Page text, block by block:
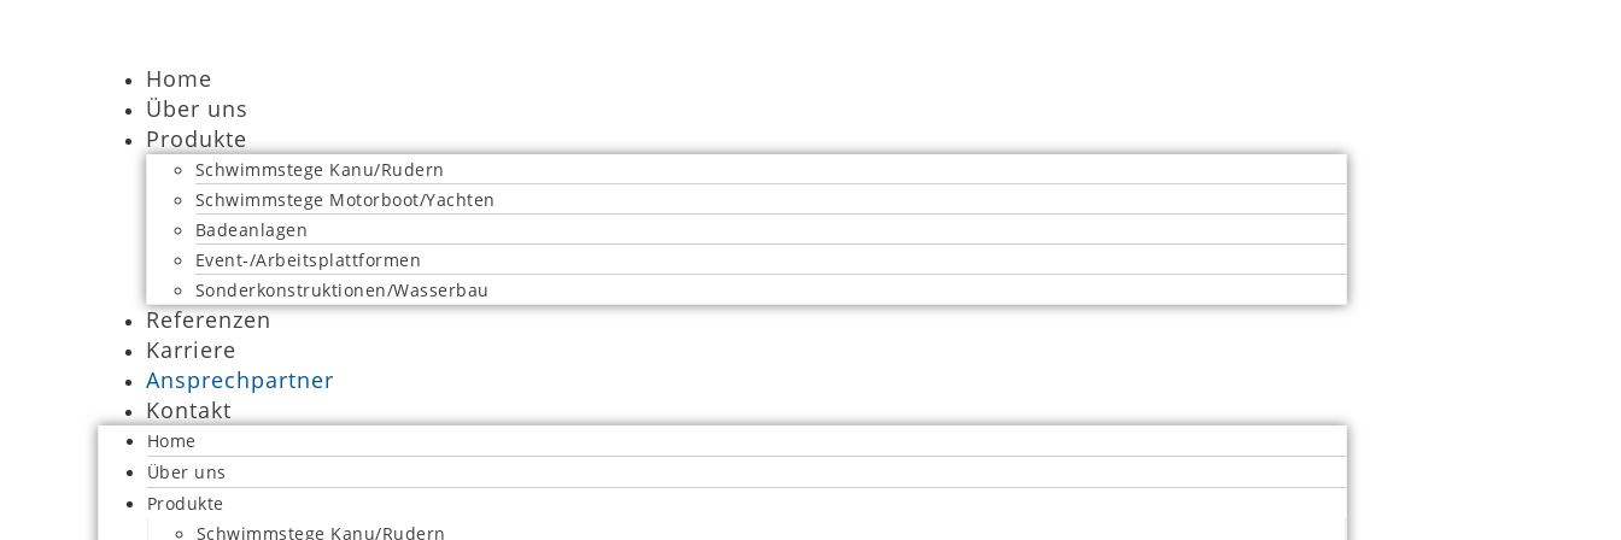
Home
Über uns
Produkte
Schwimmstege Kanu/Rudern
Schwimmstege Motorboot/Yachten
Badeanlagen
Event-/Arbeitsplattformen
Sonderkonstruktionen/Wasserbau
Referenzen
Karriere
Ansprechpartner
Kontakt
Home
Über uns
Produkte
Schwimmstege Kanu/Rudern